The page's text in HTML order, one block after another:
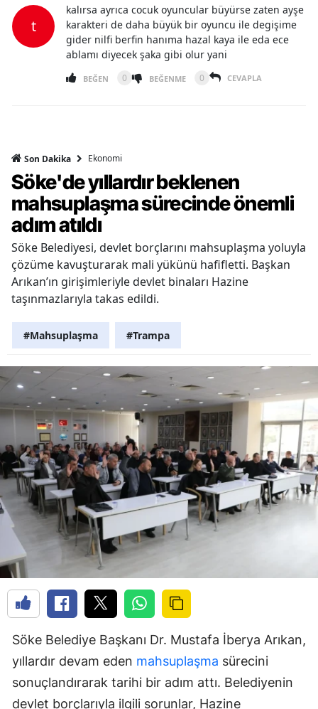
t
kalırsa ayrıca cocuk oyuncular büyürse zaten ayşe
karakteri de daha büyük bir oyuncu ile degişime
gider nilfi berfin hanıma hazal kaya ile eda ece
ablamı diyecek şaka gibi olur yani
BEĞEN 0 BEĞENME 0 CEVAPLA
Son Dakika Ekonomi
Söke'de yıllardır beklenen
mahsuplaşma sürecinde önemli
adım atıldı
Söke Belediyesi, devlet borçlarını mahsuplaşma yoluyla
çözüme kavuşturarak mali yükünü hafifletti. Başkan
Arıkan’ın girişimleriyle devlet binaları Hazine
taşınmazlarıyla takas edildi.
#Mahsuplaşma #Trampa
Söke Belediye Başkanı Dr. Mustafa İberya Arıkan,
yıllardır devam eden mahsuplaşma sürecini
sonuçlandırarak tarihi bir adım attı. Belediyenin
devlet borçlarıyla ilgili sorunlar, Hazine